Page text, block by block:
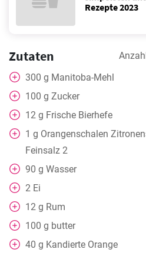
Rezepte 2023
Zutaten
300 g Manitoba-Mehl
100 g Zucker
12 g Frische Bierhefe
1 g Orangenschalen
Feinsalz 2
90 g Wasser
2 Ei
12 g Rum
100 g butter
40 g Kandierte Orange